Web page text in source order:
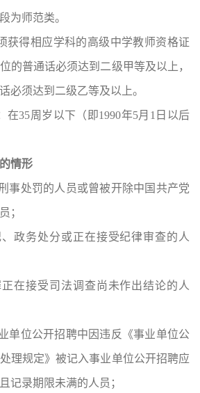
为师范类。
获得相应学科的高级中学教师资格证
的普通话必须达到二级甲等及以上，
必须达到二级乙等及以上。
在35周岁以下（即1990年5月1日以后
情形
事处罚的人员或曾被开除中国共产党
；
政务处分或正在接受纪律审查的人
在接受司法调查尚未作出结论的人
单位公开招聘中因违反《事业单位公
理规定》被记入事业单位公开招聘应
记录期限未满的人员；